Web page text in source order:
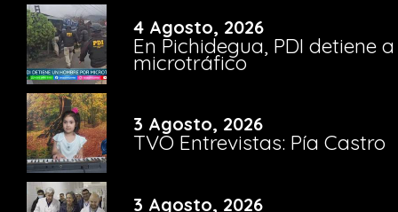
4 Agosto, 2026
En Pichidegua, PDI detiene
microtráfico
3 Agosto, 2026
TVO Entrevistas: Pía Castro
3 Agosto, 2026